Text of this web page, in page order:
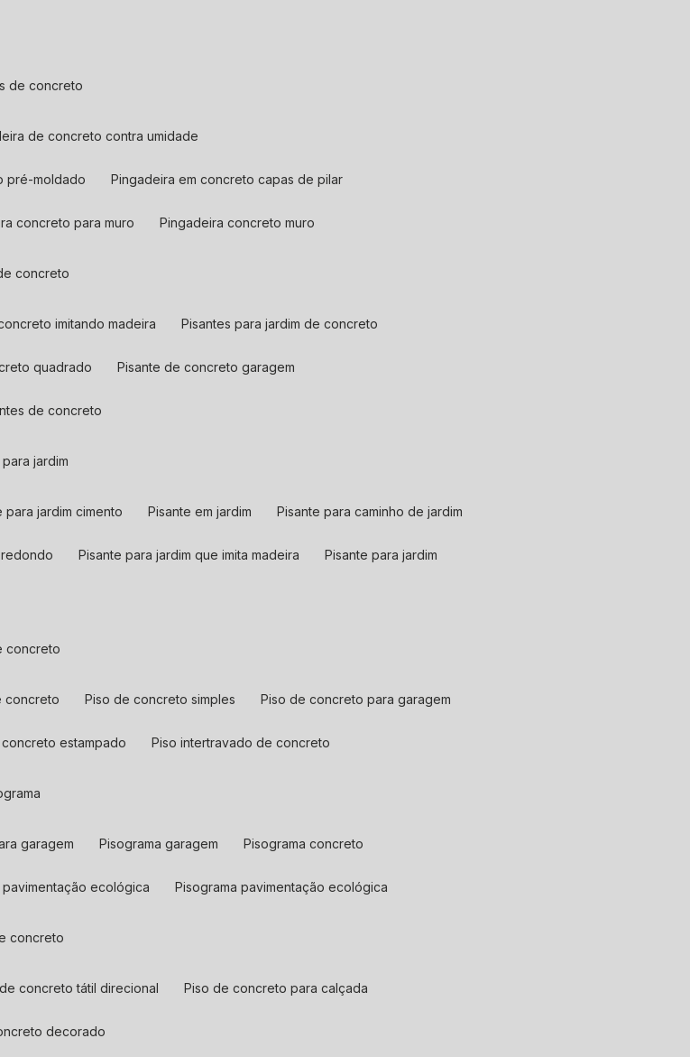
de concreto
de concreto contra umidade
pré-moldado pingadeira em concreto capas de pilar
concreto para muro pingadeira concreto muro
concreto
imitando madeira pisantes para jardim de concreto
quadrado pisante de concreto garagem
de concreto
para jardim
para jardim cimento pisante em jardim pisante para caminho de jardim
redondo pisante para jardim que imita madeira pisante para jardim
concreto
concreto piso de concreto simples piso de concreto para garagem
concreto estampado piso intertravado de concreto
garagem pisograma garagem pisograma concreto
pavimentação ecológica pisograma pavimentação ecológica
concreto
de concreto tátil direcional piso de concreto para calçada
decorado